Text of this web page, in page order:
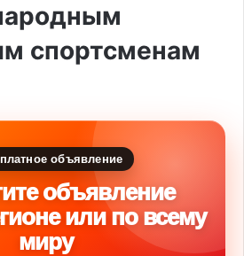
спортсменам
объявление
объявление
или по всему
миру